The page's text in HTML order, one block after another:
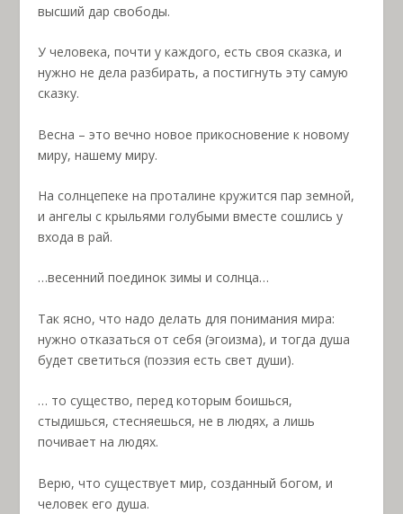
высший дар свободы.
У человека, почти у каждого, есть своя сказка, и
нужно не дела разбирать, а постигнуть эту самую
сказку.
Весна – это вечно новое прикосновение к новому
миру, нашему миру.
На солнцепеке на проталине кружится пар земной,
и ангелы с крыльями голубыми вместе сошлись у
входа в рай.
…весенний поединок зимы и солнца…
Так ясно, что надо делать для понимания мира:
нужно отказаться от себя (эгоизма), и тогда душа
будет светиться (поэзия есть свет души).
… то существо, перед которым боишься,
стыдишься, стесняешься, не в людях, а лишь
почивает на людях.
Верю, что существует мир, созданный богом, и
человек его душа.